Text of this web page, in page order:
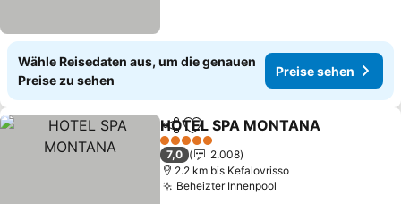
Wähle Reisedaten aus, um die genauen
Preise zu sehen
Preise sehen
TeilenZu Favoriten hinzufügen
HOTEL SPA MONTANA
5 Sterne
7,0
2.008
2.2 km bis Kefalovrisso
Beheizter Innenpool